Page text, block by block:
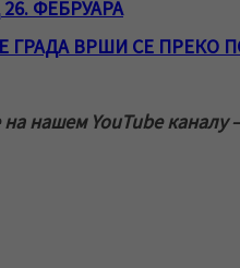
ФЕБРУАРА
ГРАДА ВРШИ СЕ ПРЕКО
нашем YouTube каналу –